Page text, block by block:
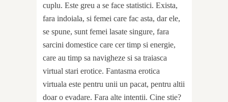
cuplu. Este greu a se face statistici. Exista,
fara indoiala, si femei care fac asta, dar ele,
se spune, sunt femei lasate singure, fara
sarcini domestice care cer timp si energie,
care au timp sa navigheze si sa traiasca
virtual stari erotice. Fantasma erotica
virtuala este pentru unii un pacat, pentru altii
doar o evadare. Fara alte intentii. Cine stie?